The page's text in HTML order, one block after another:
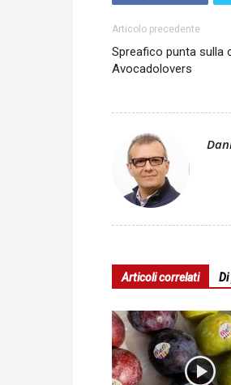
Articolo precedente
Spreafico punta sulla
Avocadolovers
Articoli correlati